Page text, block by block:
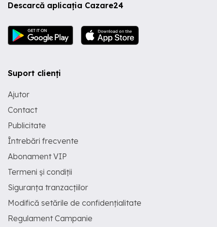
Descarcă aplicația Cazare24
Suport clienți
Ajutor
Contact
Publicitate
Întrebări frecvente
Abonament VIP
Termeni și condiții
Siguranța tranzacțiilor
Modifică setările de confidențialitate
Regulament Campanie